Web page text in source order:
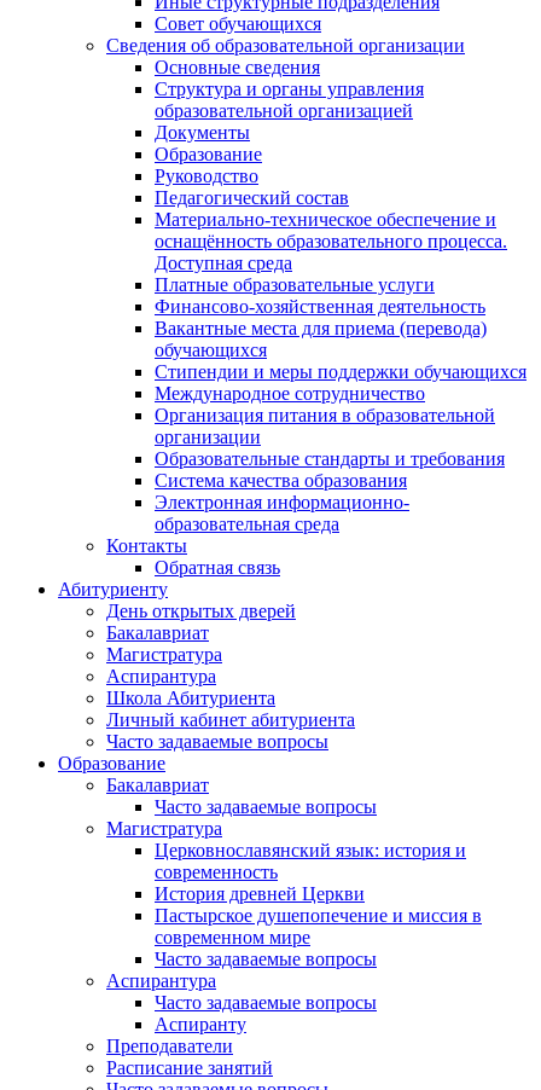
Совет обучающихся
Сведения об образовательной организации
Основные сведения
Структура и органы управления
образовательной организацией
Документы
Образование
Руководство
Педагогический состав
Материально-техническое обеспечение и
оснащённость образовательного процесса.
Доступная среда
Платные образовательные услуги
Финансово-хозяйственная деятельность
Вакантные места для приема (перевода)
обучающихся
Стипендии и меры поддержки обучающихся
Международное сотрудничество
Организация питания в образовательной
организации
Образовательные стандарты и требования
Система качества образования
Электронная информационно-
образовательная среда
Контакты
Обратная связь
Абитуриенту
День открытых дверей
Бакалавриат
Магистратура
Аспирантура
Школа Абитуриента
Личный кабинет абитуриента
Часто задаваемые вопросы
Образование
Бакалавриат
Часто задаваемые вопросы
Магистратура
Церковнославянский язык: история и
современность
История древней Церкви
Пастырское душепопечение и миссия в
современном мире
Часто задаваемые вопросы
Аспирантура
Часто задаваемые вопросы
Аспиранту
Преподаватели
Расписание занятий